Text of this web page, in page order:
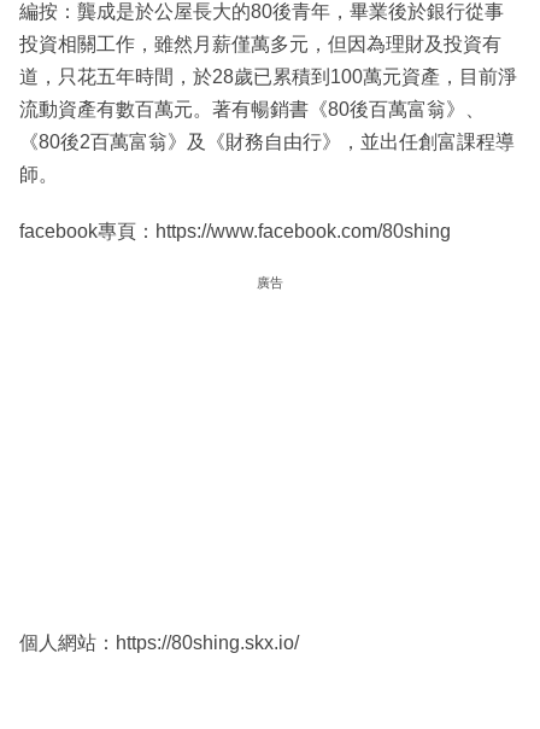
編按：龔成是於公屋長大的80後青年，畢業後於銀行從事
投資相關工作，雖然月薪僅萬多元，但因為理財及投資有
道，只花五年時間，於28歲已累積到100萬元資產，目前淨
流動資產有數百萬元。著有暢銷書《80後百萬富翁》、
《80後2百萬富翁》及《財務自由行》，並出任創富課程導
師。
facebook專頁：https://www.facebook.com/80shing
廣告
個人網站：https://80shing.skx.io/